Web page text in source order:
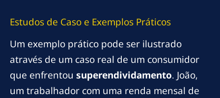
Estudos de Caso e Exemplos Práticos
Um exemplo prático pode ser ilustrado
através de um caso real de um consumidor
que enfrentou superendividamento. João,
um trabalhador com uma renda mensal de